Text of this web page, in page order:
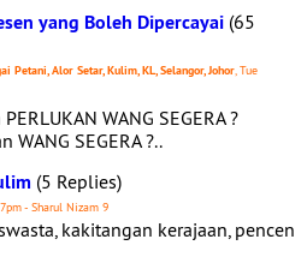
yang Boleh Dipercayai (65
Petani, Alor Setar, Kulim, KL, Selangor, Johor, Tue
WANG SEGERA ?
SEGERA ?..
(5 Replies)
- Sharul Nizam 9
kakitangan kerajaan, pencen